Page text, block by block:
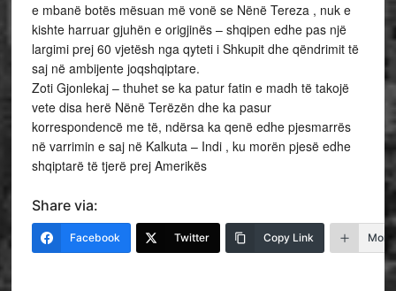
e mbanë botës mësuan më vonë se Nënë Tereza , nuk e
kishte harruar gjuhën e origjinës – shqipen edhe pas një
largimi prej 60 vjetësh nga qyteti i Shkupit dhe qëndrimit të
saj në ambijente joqshqiptare.
Zoti Gjonlekaj – thuhet se ka patur fatin e madh të takojë
vete disa herë Nënë Terëzën dhe ka pasur
korrespondencë me të, ndërsa ka qenë edhe pjesmarrës
në varrimin e saj në Kalkuta – Indi , ku morën pjesë edhe
shqiptarë të tjerë prej Amerikës
Share via:
Facebook Twitter Copy Link More